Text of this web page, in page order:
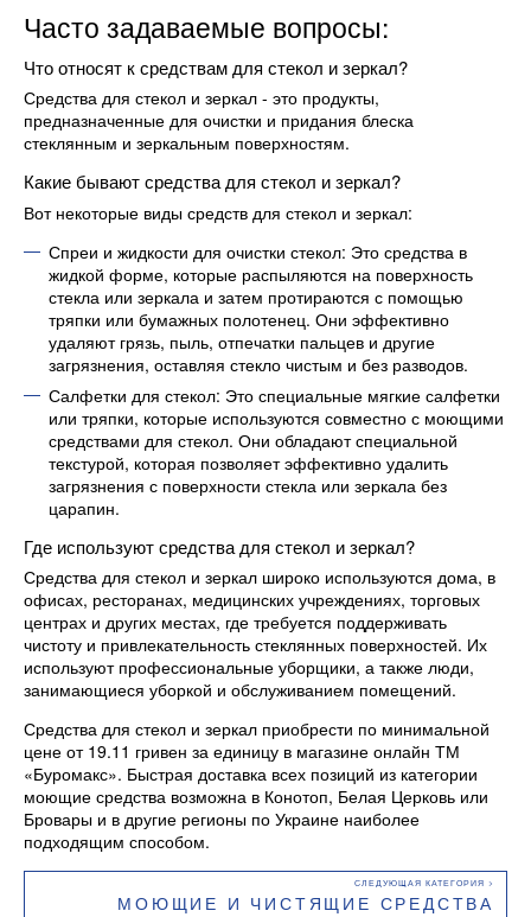
Часто задаваемые вопросы:
Что относят к средствам для стекол и зеркал?
Средства для стекол и зеркал - это продукты,
предназначенные для очистки и придания блеска
стеклянным и зеркальным поверхностям.
Какие бывают средства для стекол и зеркал?
Вот некоторые виды средств для стекол и зеркал:
Спреи и жидкости для очистки стекол: Это средства в
жидкой форме, которые распыляются на поверхность
стекла или зеркала и затем протираются с помощью
тряпки или бумажных полотенец. Они эффективно
удаляют грязь, пыль, отпечатки пальцев и другие
загрязнения, оставляя стекло чистым и без разводов.
Салфетки для стекол: Это специальные мягкие салфетки
или тряпки, которые используются совместно с моющими
средствами для стекол. Они обладают специальной
текстурой, которая позволяет эффективно удалить
загрязнения с поверхности стекла или зеркала без
царапин.
Где используют средства для стекол и зеркал?
Средства для стекол и зеркал широко используются дома, в
офисах, ресторанах, медицинских учреждениях, торговых
центрах и других местах, где требуется поддерживать
чистоту и привлекательность стеклянных поверхностей. Их
используют профессиональные уборщики, а также люди,
занимающиеся уборкой и обслуживанием помещений.
Средства для стекол и зеркал приобрести по минимальной
цене от 19.11 гривен за единицу в магазине онлайн ТМ
«Буромакс». Быстрая доставка всех позиций из категории
моющие средства возможна в Конотоп, Белая Церковь или
Бровары и в другие регионы по Украине наиболее
подходящим способом.
МОЮЩИЕ И ЧИСТЯЩИЕ СРЕДСТВА